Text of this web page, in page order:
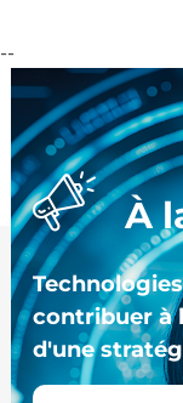
--
À
contribuer à
d'une